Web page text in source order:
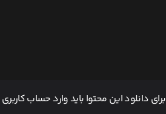
برای دانلود این محتوا باید وارد حساب